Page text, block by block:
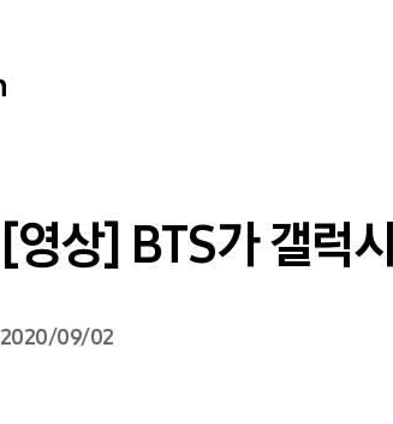
[영상] BTS가 갤럭
2020/09/02